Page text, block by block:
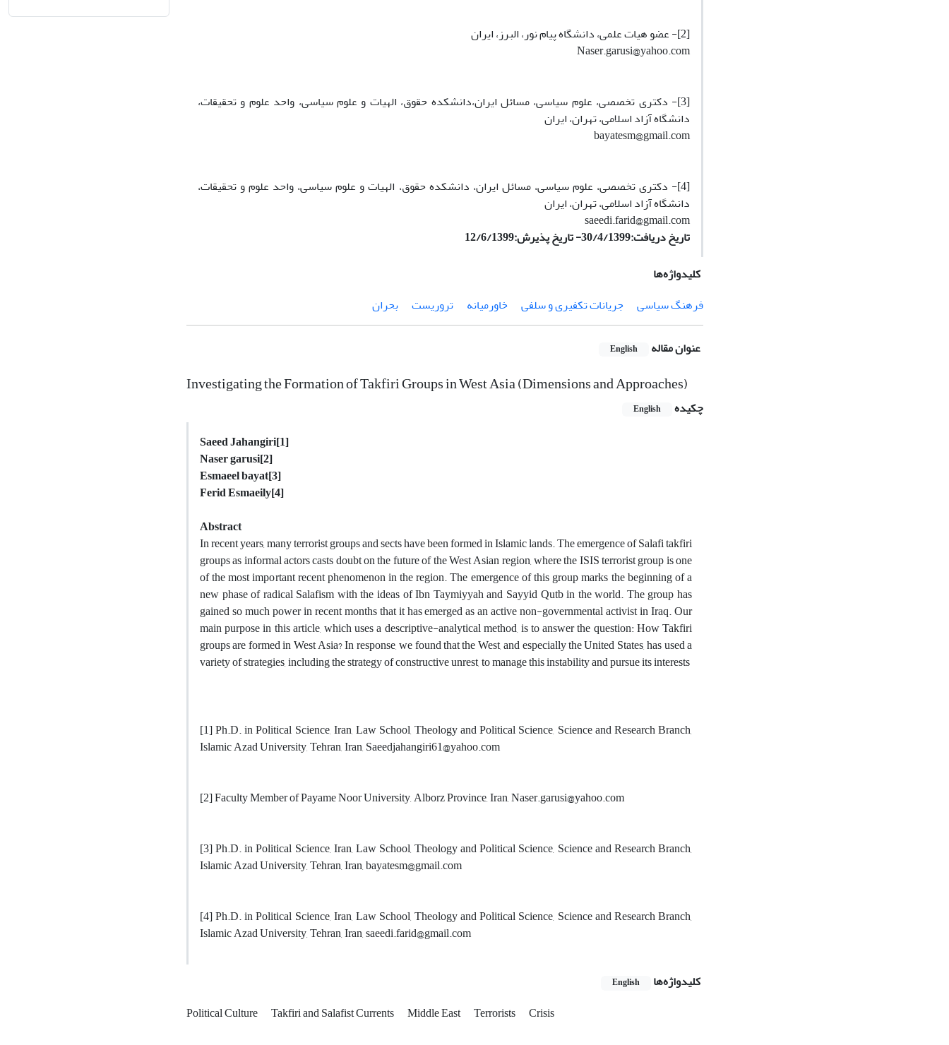
[2]- عضو هیات علمی، دانشگاه پیام نور، البرز، ایران
Naser.garusi@yahoo.com
[3]- دکتری تخصصی، علوم سیاسی، مسائل ایران،دانشکده حقوق، الهیات و علوم سیاسی، واحد علوم و تحقیقات،
دانشگاه آزاد اسلامی، تهران، ایران
bayatesm@gmail.com
[4]- دکتری تخصصی، علوم سیاسی، مسائل ایران، دانشکده حقوق، الهیات و علوم سیاسی، واحد علوم و تحقیقات،
دانشگاه آزاد اسلامی، تهران، ایران
saeedi.farid@gmail.com
تاریخ دریافت:30/4/1399- تاریخ پذیرش:12/6/1399
کلیدواژه‌ها
فرهنگ سیاسی
جریانات تکفیری و سلفی خاورمیانه تروریست بحران
عنوان مقاله English
Investigating the Formation of Takfiri Groups in West Asia (Dimensions and Approaches)
چکیده English
Saeed Jahangiri[1]
Naser garusi[2]
Esmaeel bayat[3]
Ferid Esmaeily[4]
Abstract
In recent years, many terrorist groups and sects have been formed in Islamic lands. The emergence of Salafi takfiri
groups as informal actors casts doubt on the future of the West Asian region, where the ISIS terrorist group is one
of the most important recent phenomenon in the region. The emergence of this group marks the beginning of a
new phase of radical Salafism with the ideas of Ibn Taymiyyah and Sayyid Qutb in the world. The group has
gained so much power in recent months that it has emerged as an active non-governmental activist in Iraq. Our
main purpose in this article, which uses a descriptive-analytical method, is to answer the question: How Takfiri
groups are formed in West Asia? In response, we found that the West, and especially the United States, has used a
variety of strategies, including the strategy of constructive unrest, to manage this instability and pursue its interests
[1] Ph.D. in Political Science, Iran, Law School, Theology and Political Science, Science and Research Branch,
Islamic Azad University, Tehran, Iran, Saeedjahangiri61@yahoo.com
[2] Faculty Member of Payame Noor University, Alborz Province, Iran, Naser.garusi@yahoo.com
[3] Ph.D. in Political Science, Iran, Law School, Theology and Political Science, Science and Research Branch,
Islamic Azad University, Tehran, Iran, bayatesm@gmail.com
[4] Ph.D. in Political Science, Iran, Law School, Theology and Political Science, Science and Research Branch,
Islamic Azad University, Tehran, Iran, saeedi.farid@gmail.com
کلیدواژه‌ها English
Political Culture Takfiri and Salafist Currents Middle East Terrorists Crisis